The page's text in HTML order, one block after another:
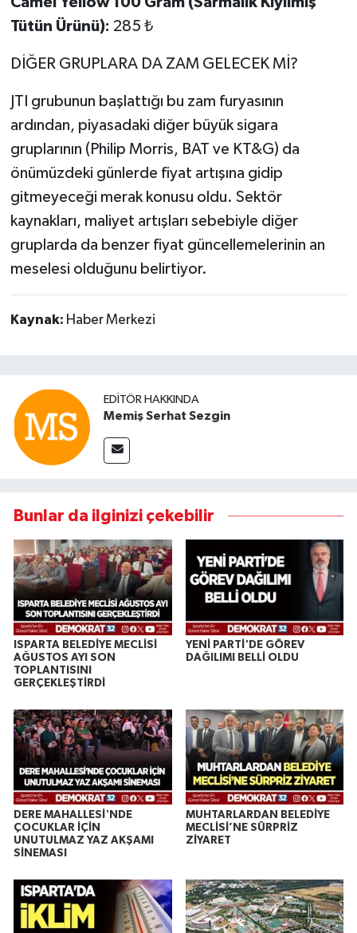
Tütün Ürünü): 285 ₺
DİĞER GRUPLARA DA ZAM GELECEK Mİ?
JTI grubunun başlattığı bu zam furyasının
ardından, piyasadaki diğer büyük sigara
gruplarının (Philip Morris, BAT ve KT&G) da
önümüzdeki günlerde fiyat artışına gidip
gitmeyeceği merak konusu oldu. Sektör
kaynakları, maliyet artışları sebebiyle diğer
gruplarda da benzer fiyat güncellemelerinin an
meselesi olduğunu belirtiyor.
Kaynak: Haber Merkezi
EDITÖR HAKKINDA
Memiş Serhat Sezgin
Bunlar da ilginizi çekebilir
ISPARTA BELEDİYE MECLİSİ
AĞUSTOS AYI SON
TOPLANTISINI
GERÇEKLEŞTİRDİ
YENİ PARTİ'DE GÖREV
DAĞILIMI BELLİ OLDU
DERE MAHALLESİ'NDE
ÇOCUKLAR İÇİN
UNUTULMAZ YAZ AKŞAMI
SİNEMASI
MUHTARLARDAN BELEDİYE
MECLİSİ’NE SÜRPRİZ
ZİYARET